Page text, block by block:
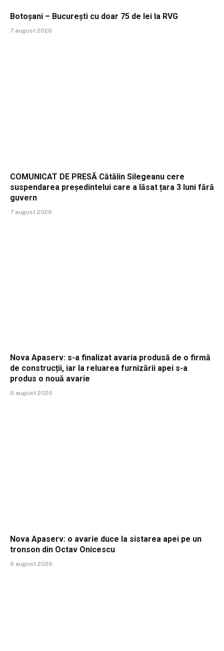
Botoșani – București cu doar 75 de lei la RVG
7 august 2026
COMUNICAT DE PRESĂ Cătălin Silegeanu cere
suspendarea președintelui care a lăsat țara 3 luni fără
guvern
7 august 2026
Nova Apaserv: s-a finalizat avaria produsă de o firmă
de construcții, iar la reluarea furnizării apei s-a
produs o nouă avarie
6 august 2026
Nova Apaserv: o avarie duce la sistarea apei pe un
tronson din Octav Onicescu
6 august 2026